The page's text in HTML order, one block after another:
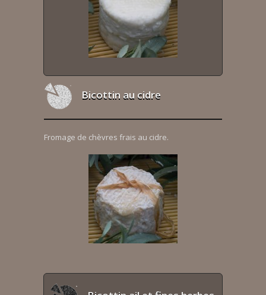
Bicottin au cidre
Fromage de chèvres frais au cidre.